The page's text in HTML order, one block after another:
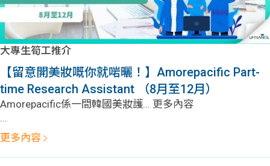
貸款
計算
機
資訊
大專
生筍
問題
學生
大專生筍工推介
【留意開美妝嘅你就啱曬！】Amorepacific Part-
time Research Assistant （8月至12月）
Amorepacific係一間韓國美妝護... 更多內容
...
更多內容